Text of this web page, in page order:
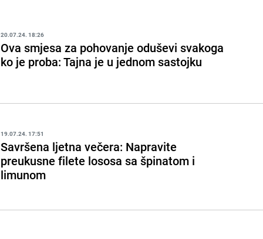
20.07.24. 18:26
Ova smjesa za pohovanje oduševi svakoga
ko je proba: Tajna je u jednom sastojku
19.07.24. 17:51
Savršena ljetna večera: Napravite
preukusne filete lososa sa špinatom i
limunom